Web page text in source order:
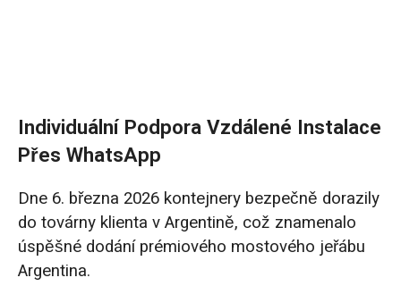
Individuální Podpora Vzdálené Instalace
Přes WhatsApp
Dne 6. března 2026 kontejnery bezpečně dorazily
do továrny klienta v Argentině, což znamenalo
úspěšné dodání prémiového mostového jeřábu
Argentina.